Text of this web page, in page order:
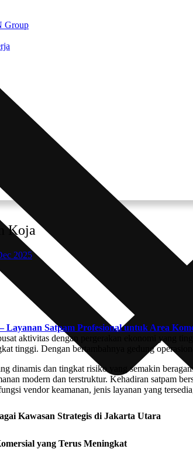
Group
Koja
2025
Layanan Satpam Profesional untuk Area
aktivitas dengan pergerakan ekonomi yang
tinggi. Dengan bertambahnya gedung
dinamis dan tingkat risiko yang semakin
modern dan terstruktur. Kehadiran satpam
vendor keamanan, jenis layanan yang
Kawasan Strategis di Jakarta Utara
yang Terus Meningkat